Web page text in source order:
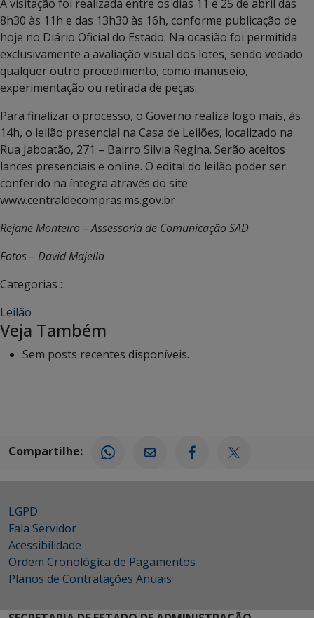
A visitação foi realizada entre os dias 11 e 25 de abril das
8h30 às 11h e das 13h30 às 16h, conforme publicação de
hoje no Diário Oficial do Estado. Na ocasião foi permitida
exclusivamente a avaliação visual dos lotes, sendo vedado
qualquer outro procedimento, como manuseio,
experimentação ou retirada de peças.
Para finalizar o processo, o Governo realiza logo mais, às
14h, o leilão presencial na Casa de Leilões, localizado na
Rua Jaboatão, 271 – Bairro Silvia Regina. Serão aceitos
lances presenciais e online. O edital do leilão poder ser
conferido na íntegra através do site
www.centraldecompras.ms.gov.br
Rejane Monteiro – Assessoria de Comunicação SAD
Fotos – David Majella
Categorias :
Leilão
Veja Também
Sem posts recentes disponíveis.
Compartilhe:
LGPD
Fala Servidor
Acessibilidade
Ordem Cronológica de Pagamentos
Planos de Contratações Anuais